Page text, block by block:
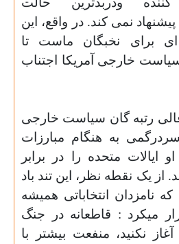
پیشنهاد نمی کند. در واقع، این
ای برای نخبگان ماست تا
خارجی آمریکا اجتناب
رتبه گان سیاست خارجی
به هنگام مبارزات
ایالات متحده را در برابر
از یک نقطه نظر، این تند باد
نامزدان انتخاباتی همیشه
میکرد : قاطعانه در جنگ
آغاز نکنید، منفعت بیشتر با